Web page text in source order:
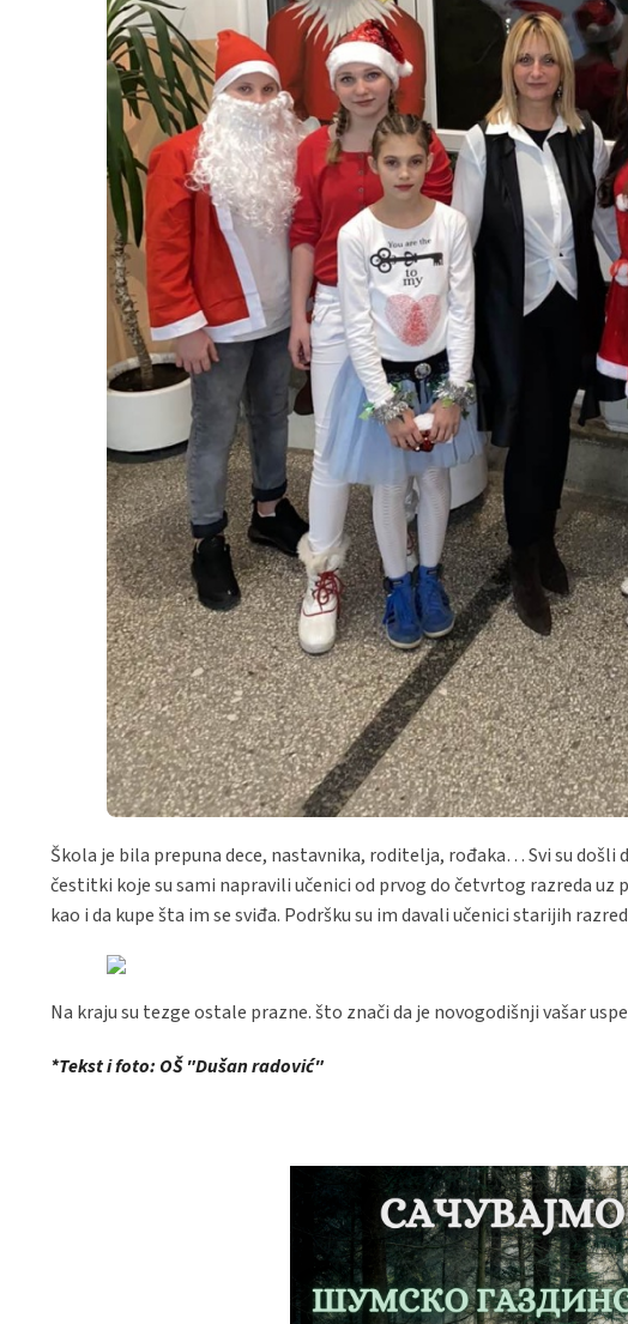
Škola je bila prepuna dece, nastavnika, roditelja, rođaka… Svi su
čestitki koje su sami napravili učenici od prvog do četvrtog razreda
kao i da kupe šta im se sviđa. Podršku su im davali učenici starijih
Na kraju su tezge ostale prazne. što znači da je novogodišnji vašar
*Tekst i foto: OŠ "Dušan radović"